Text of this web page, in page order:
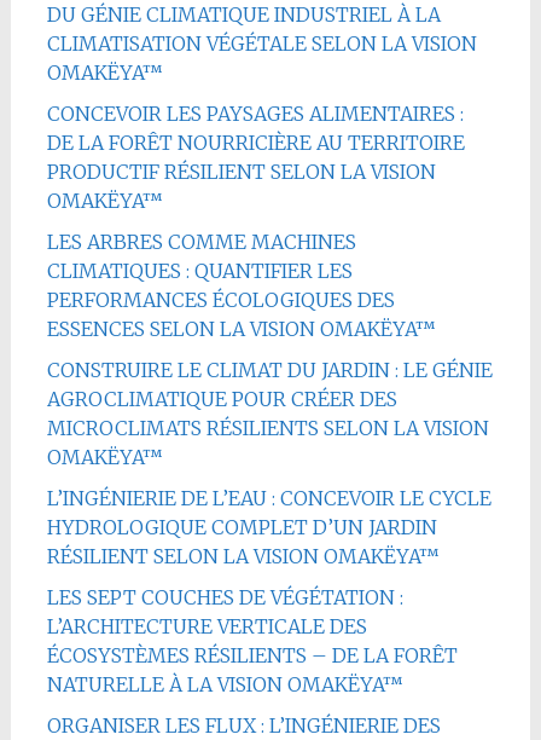
DU GÉNIE CLIMATIQUE INDUSTRIEL À LA
CLIMATISATION VÉGÉTALE SELON LA VISION
OMAKËYA™
CONCEVOIR LES PAYSAGES ALIMENTAIRES :
DE LA FORÊT NOURRICIÈRE AU TERRITOIRE
PRODUCTIF RÉSILIENT SELON LA VISION
OMAKËYA™
LES ARBRES COMME MACHINES
CLIMATIQUES : QUANTIFIER LES
PERFORMANCES ÉCOLOGIQUES DES
ESSENCES SELON LA VISION OMAKËYA™
CONSTRUIRE LE CLIMAT DU JARDIN : LE GÉNIE
AGROCLIMATIQUE POUR CRÉER DES
MICROCLIMATS RÉSILIENTS SELON LA VISION
OMAKËYA™
L’INGÉNIERIE DE L’EAU : CONCEVOIR LE CYCLE
HYDROLOGIQUE COMPLET D’UN JARDIN
RÉSILIENT SELON LA VISION OMAKËYA™
LES SEPT COUCHES DE VÉGÉTATION :
L’ARCHITECTURE VERTICALE DES
ÉCOSYSTÈMES RÉSILIENTS – DE LA FORÊT
NATURELLE À LA VISION OMAKËYA™
ORGANISER LES FLUX : L’INGÉNIERIE DES